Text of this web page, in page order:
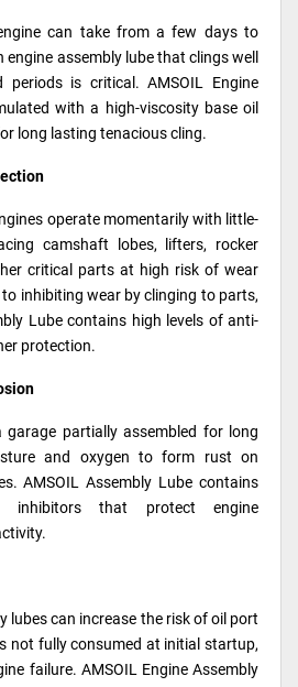
can take from a few days to
assembly lube that clings well
is critical. AMSOIL Engine
with a high-viscosity base oil
long lasting tenacious cling.
operate momentarily with little-
camshaft lobes, lifters, rocker
critical parts at high risk of wear
inhibiting wear by clinging to parts,
Lube contains high levels of anti-
protection.
partially assembled for long
and oxygen to form rust on
AMSOIL Assembly Lube contains
inhibitors that protect engine
lubes can increase the risk of oil port
not fully consumed at initial startup,
failure. AMSOIL Engine Assembly